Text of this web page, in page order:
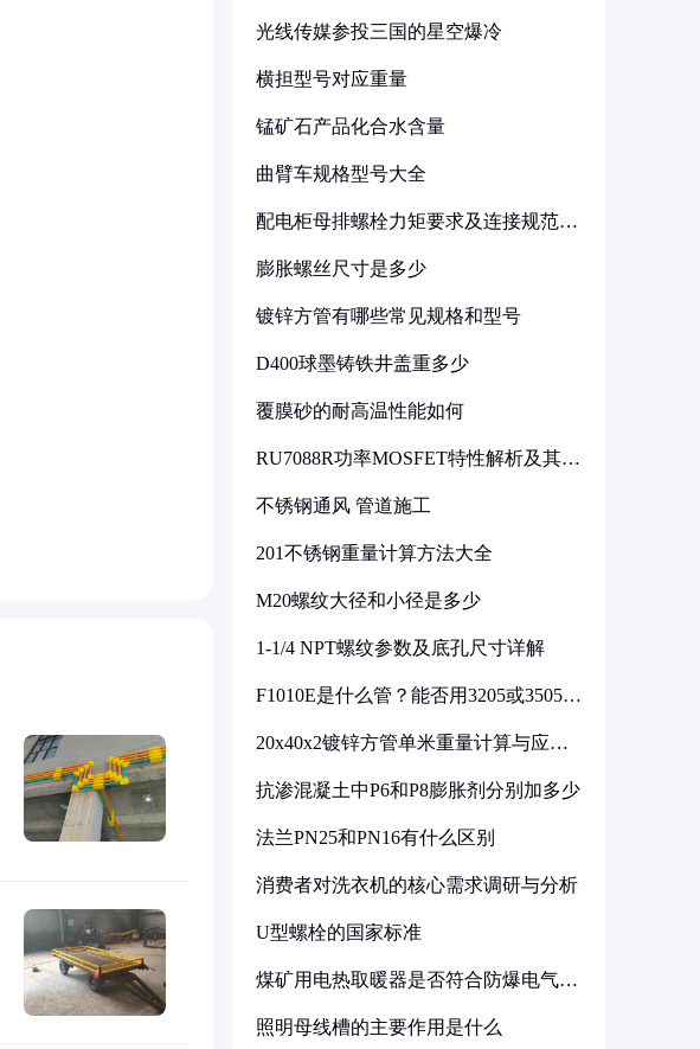
光线传媒参投三国的星空爆冷
横担型号对应重量
锰矿石产品化合水含量
曲臂车规格型号大全
配电柜母排螺栓力矩要求及连接规范详
膨胀螺丝尺寸是多少
镀锌方管有哪些常见规格和型号
D400球墨铸铁井盖重多少
覆膜砂的耐高温性能如何
RU7088R功率MOSFET特性解析及其在
不锈钢通风 管道施工
201不锈钢重量计算方法大全
M20螺纹大径和小径是多少
1-1/4 NPT螺纹参数及底孔尺寸详解
F1010E是什么管？能否用3205或3505代
20x40x2镀锌方管单米重量计算与应用
抗渗混凝土中P6和P8膨胀剂分别加多少
法兰PN25和PN16有什么区别
消费者对洗衣机的核心需求调研与分析
U型螺栓的国家标准
煤矿用电热取暖器是否符合防爆电气设
照明母线槽的主要作用是什么